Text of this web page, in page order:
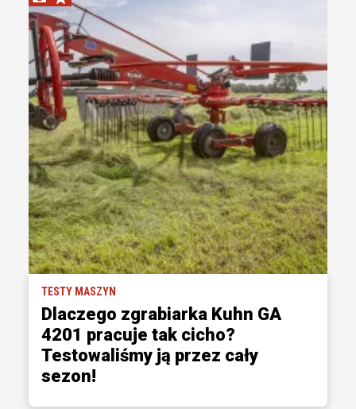
TESTY MASZYN
Dlaczego zgrabiarka Kuhn GA
4201 pracuje tak cicho?
Testowaliśmy ją przez cały
sezon!